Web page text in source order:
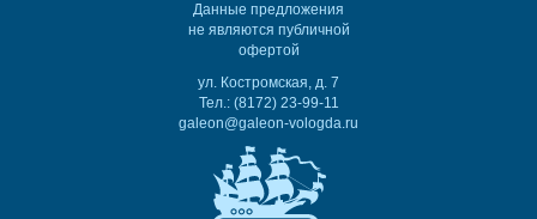
Данные предложения
не являются публичной
офертой
ул. Костромская, д. 7
Тел.: (8172) 23-99-11
galeon@galeon-vologda.ru